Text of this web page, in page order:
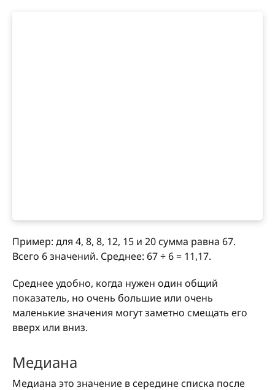
Пример: для 4, 8, 8, 12, 15 и 20 сумма равна 67.
Всего 6 значений. Среднее: 67 ÷ 6 = 11,17.
Среднее удобно, когда нужен один общий
показатель, но очень большие или очень
маленькие значения могут заметно смещать его
вверх или вниз.
Медиана
Медиана это значение в середине списка после